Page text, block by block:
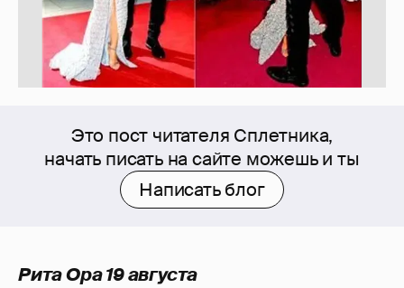
Это пост читателя Сплетника,
начать писать на сайте можешь и ты
Написать блог
Рита Ора 19 августа